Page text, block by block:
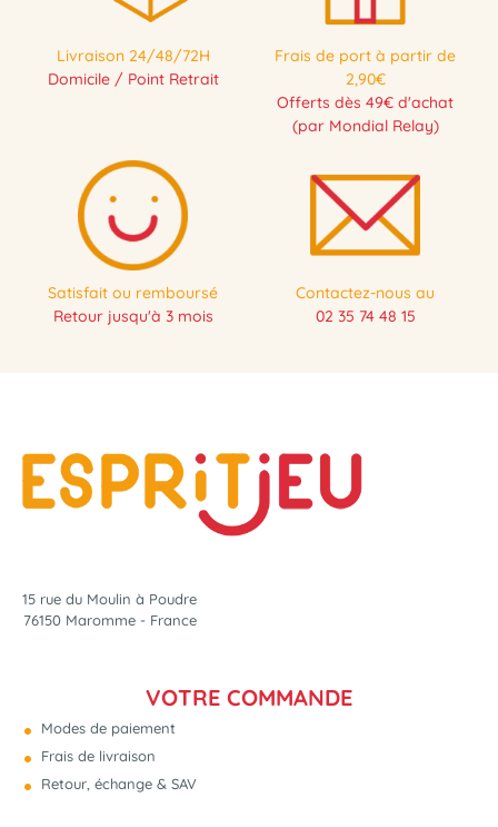
Livraison 24/48/72H
Domicile / Point Retrait
Frais de port à partir de
2,90€
Offerts dès 49€ d'achat
(par Mondial Relay)
Satisfait ou remboursé
Retour jusqu'à 3 mois
Contactez-nous au
02 35 74 48 15
15 rue du Moulin à Poudre
76150 Maromme - France
VOTRE COMMANDE
Modes de paiement
Frais de livraison
Retour, échange & SAV